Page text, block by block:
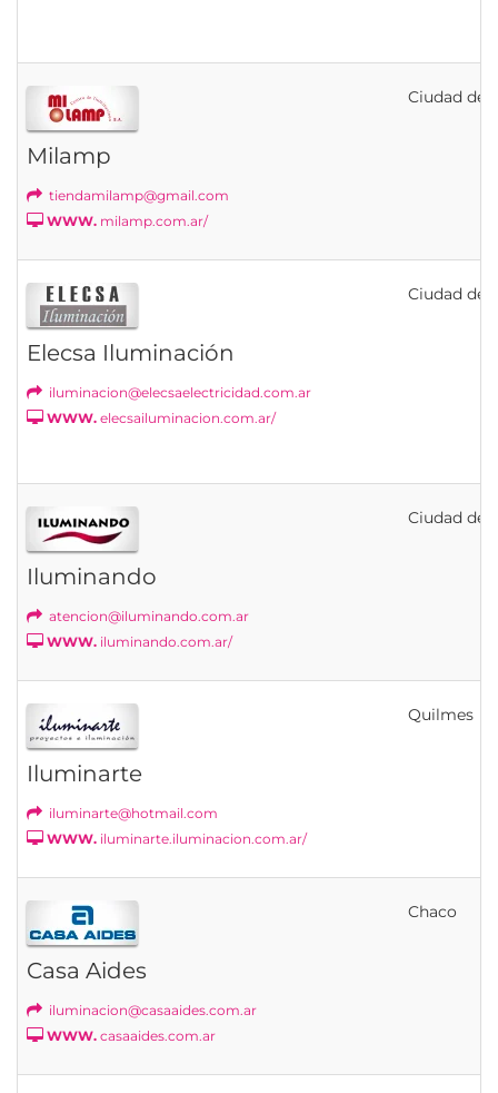
Milamp
tiendamilamp@gmail.com
WWW. milamp.com.ar/
Ciudad de
Elecsa Iluminación
iluminacion@elecsaelectricidad.com.ar
WWW. elecsailuminacion.com.ar/
Ciudad de
Iluminando
atencion@iluminando.com.ar
WWW. iluminando.com.ar/
Ciudad de
Iluminarte
iluminarte@hotmail.com
WWW. iluminarte.iluminacion.com.ar/
Quilmes
Casa Aides
iluminacion@casaaides.com.ar
WWW. casaaides.com.ar
Chaco